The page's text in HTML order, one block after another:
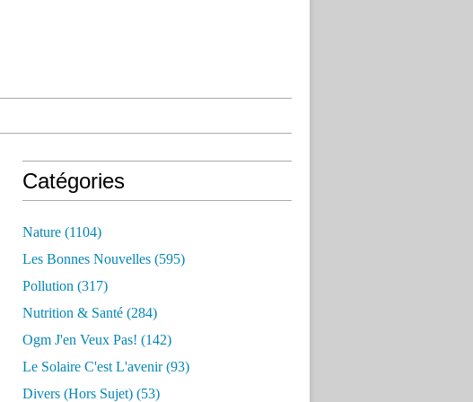
Catégories
Nature (1104)
Les Bonnes Nouvelles (595)
Pollution (317)
Nutrition & Santé (284)
Ogm J'en Veux Pas! (142)
Le Solaire C'est L'avenir(93)
Divers (hors Sujet) (53)